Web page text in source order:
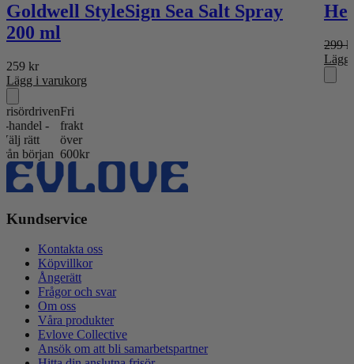
Goldwell StyleSign Sea Salt Spray
200 ml
259 kr
Lägg i varukorg
299
Lägg
-
Fri
frakt
över
600kr
Kundservice
Kontakta oss
Köpvillkor
Ångerätt
Frågor och svar
Om oss
Våra produkter
Evlove Collective
Ansök om att bli samarbetspartner